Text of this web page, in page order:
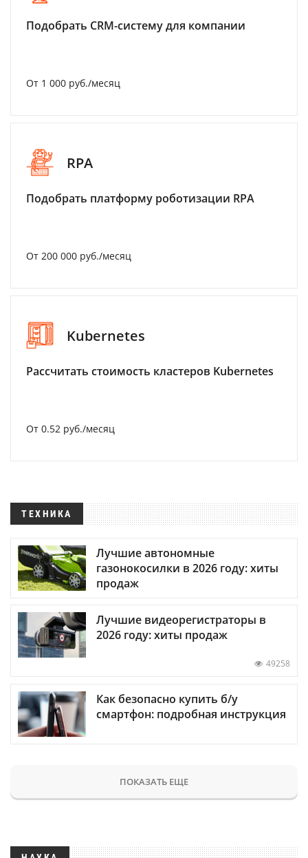
Подобрать CRM-систему для компании
От 1 000 руб./месяц
RPA
Подобрать платформу роботизации RPA
От 200 000 руб./месяц
Kubernetes
Рассчитать стоимость кластеров Kubernetes
От 0.52 руб./месяц
ТЕХНИКА
Лучшие автономные
газонокосилки в 2026 году: хиты
продаж
Лучшие видеорегистраторы в
2026 году: хиты продаж
49258
Как безопасно купить б/у
смартфон: подробная инструкция
ПОКАЗАТЬ ЕЩЕ